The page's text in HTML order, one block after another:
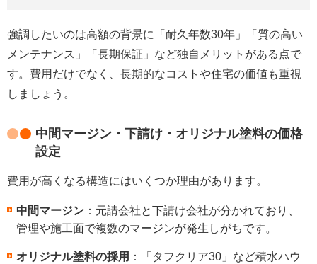
強調したいのは高額の背景に「耐久年数30年」「質の高い
メンテナンス」「長期保証」など独自メリットがある点で
す。費用だけでなく、長期的なコストや住宅の価値も重視
しましょう。
中間マージン・下請け・オリジナル塗料の価格
設定
費用が高くなる構造にはいくつか理由があります。
中間マージン ：元請会社と下請け会社が分かれており、
管理や施工面で複数のマージンが発生しがちです。
オリジナル塗料の採用 ：「タフクリア30」など積水ハウ